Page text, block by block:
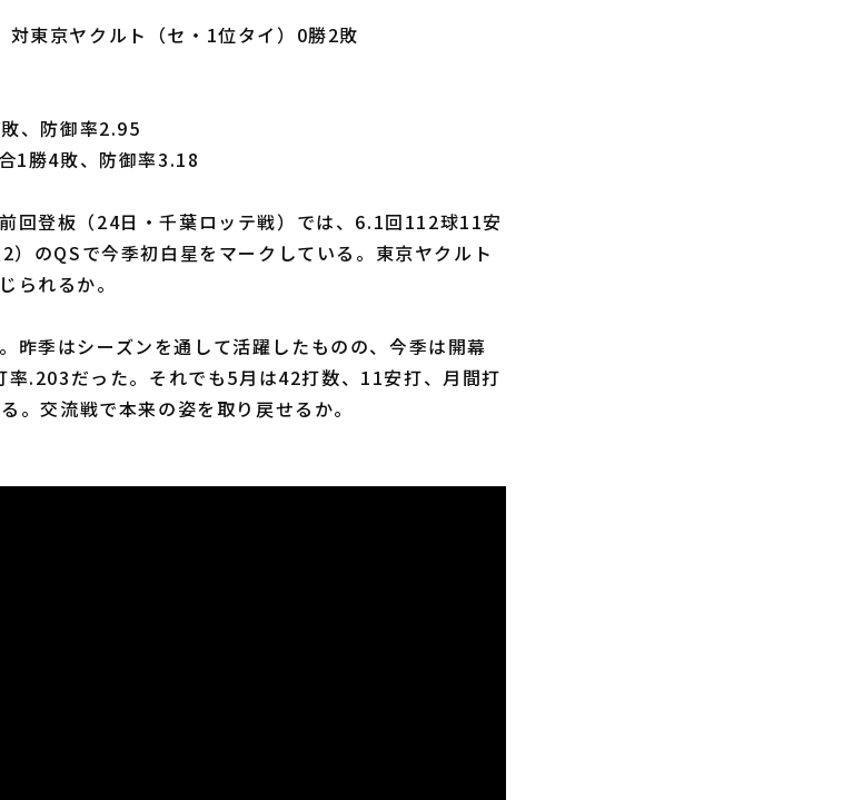
対東京ヤクルト（セ・1位タイ）0勝2敗
、防御率2.95
1勝4敗、防御率3.18
回登板（24日・千葉ロッテ戦）では、6.1回112球11安
のQSで今季初白星をマークしている。東京ヤクルト
られるか。
昨季はシーズンを通して活躍したものの、今季は開幕
率.203だった。それでも5月は42打数、11安打、月間打
。交流戦で本来の姿を取り戻せるか。